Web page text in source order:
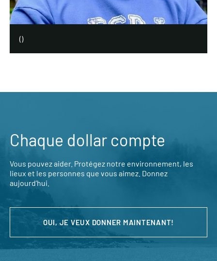
()
Chaque dollar compte
Vous pouvez aider. Protégez notre environnement, les
lieux et les personnes que vous aimez. Donnez
aujourd’hui.
OUI, JE VEUX DONNER MAINTENANT!